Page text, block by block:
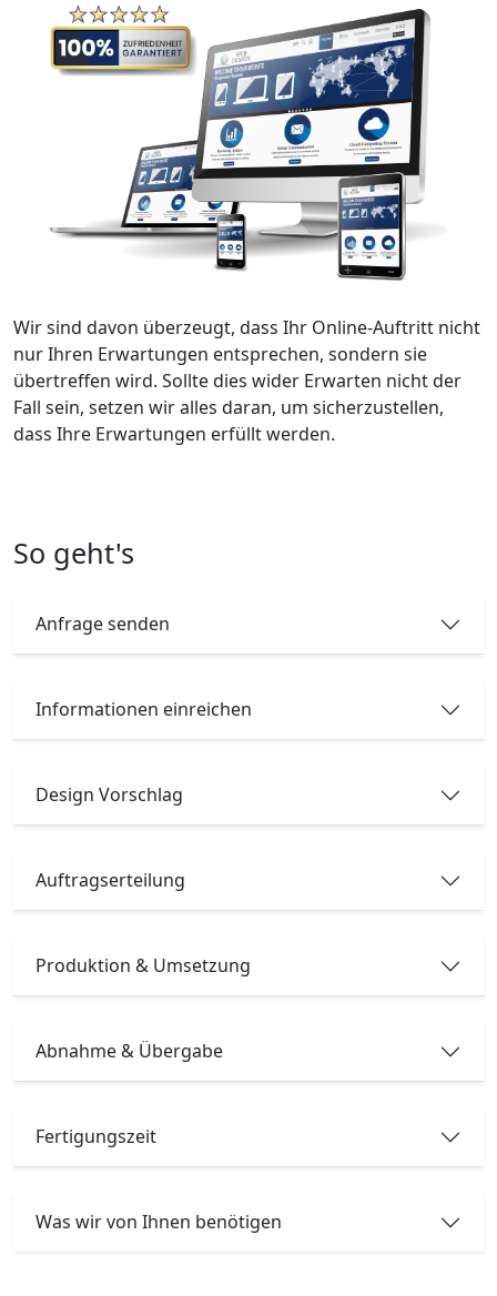
Wir sind davon überzeugt, dass Ihr Online-Auftritt nicht
nur Ihren Erwartungen entsprechen, sondern sie
übertreffen wird. Sollte dies wider Erwarten nicht der
Fall sein, setzen wir alles daran, um sicherzustellen,
dass Ihre Erwartungen erfüllt werden.
So geht's
Anfrage senden
Informationen einreichen
Design Vorschlag
Auftragserteilung
Produktion & Umsetzung
Abnahme & Übergabe
Fertigungszeit
Was wir von Ihnen benötigen